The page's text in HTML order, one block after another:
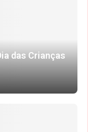
das Crianças